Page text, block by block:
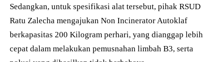
Sedangkan, untuk spesifikasi alat tersebut, pihak RSUD
Ratu Zalecha mengajukan Non Incinerator Autoklaf
berkapasitas 200 Kilogram perhari, yang dianggap lebih
cepat dalam melakukan pemusnahan limbah B3, serta